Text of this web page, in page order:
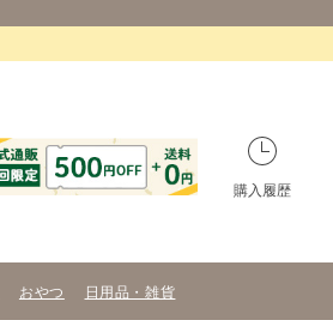
購入履歴
おやつ 日用品・雑貨